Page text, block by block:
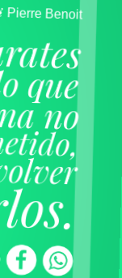
ierreB enoit
que
no